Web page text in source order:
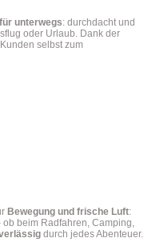
unterwegs: durchdacht und
oder Urlaub. Dank der
selbst zum
Bewegung und frische Luft:
beim Radfahren, Camping,
durch jedes Abenteuer.